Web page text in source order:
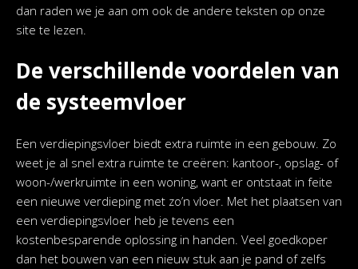
dan raden we je aan om ook de andere teksten op onze
site te lezen.
De verschillende voordelen van
de systeemvloer
Een verdiepingsvloer biedt extra ruimte in een gebouw. Zo
weet je al snel extra ruimte te creëren: kantoor-, opslag- of
woon-/werkruimte in een woning, want er ontstaat in feite
een nieuwe verdieping met zo’n vloer. Met het plaatsen van
een verdiepingsvloer heb je tevens een
kostenbesparende oplossing in handen. Veel goedkoper
dan het bouwen van een nieuw stuk aan je pand of zelfs